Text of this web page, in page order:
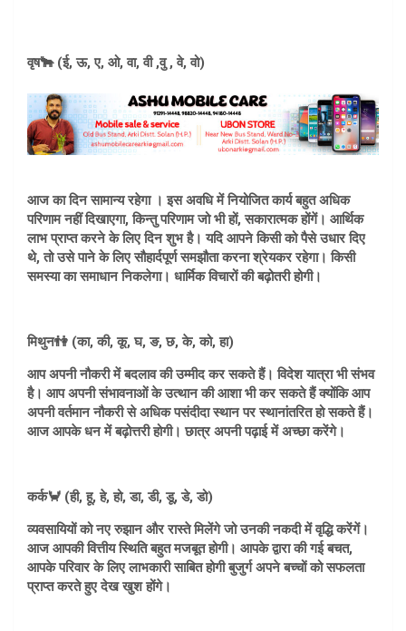
वृष🐂 (ई, ऊ, ए, ओ, वा, वी ,वु , वे, वो)
आज का दिन सामान्य रहेगा । इस अवधि में नियोजित कार्य बहुत अधिक
परिणाम नहीं दिखाएगा, किन्तु परिणाम जो भी हों, सकारात्मक होंगें। आर्थिक
लाभ प्राप्त करने के लिए दिन शुभ है। यदि आपने किसी को पैसे उधार दिए
थे, तो उसे पाने के लिए सौहार्दपूर्ण समझौता करना श्रेयकर रहेगा। किसी
समस्या का समाधान निकलेगा। धार्मिक विचारों की बढ़ोतरी होगी।
मिथुन👫 (का, की, कू, घ, ङ, छ, के, को, हा)
आप अपनी नौकरी में बदलाव की उम्मीद कर सकते हैं। विदेश यात्रा भी संभव
है। आप अपनी संभावनाओं के उत्थान की आशा भी कर सकते हैं क्योंकि आप
अपनी वर्तमान नौकरी से अधिक पसंदीदा स्थान पर स्थानांतरित हो सकते हैं।
आज आपके धन में बढ़ोत्तरी होगी। छात्र अपनी पढ़ाई में अच्छा करेंगे।
कर्क🦀 (ही, हू, हे, हो, डा, डी, डू, डे, डो)
व्यवसायियों को नए रुझान और रास्ते मिलेंगे जो उनकी नकदी में वृद्धि करेंगें।
आज आपकी वित्तीय स्थिति बहुत मजबूत होगी। आपके द्वारा की गई बचत,
आपके परिवार के लिए लाभकारी साबित होगी बुजुर्ग अपने बच्चों को सफलता
प्राप्त करते हुए देख खुश होंगे।